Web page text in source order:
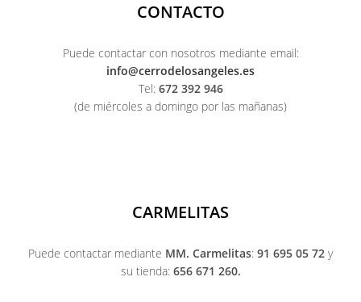
CONTACTO
Puede contactar con nosotros mediante email:
info@cerrodelosangeles.es
Tel: 672 392 946
(de miércoles a domingo por las mañanas)
CARMELITAS
Puede contactar mediante MM. Carmelitas: 91 695 05 72 y
su tienda: 656 671 260.